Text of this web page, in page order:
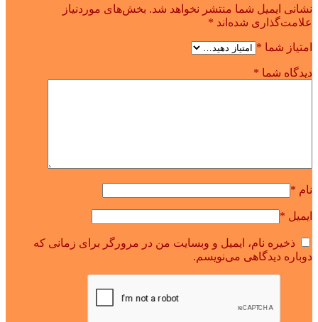
نشانی ایمیل شما منتشر نخواهد شد. بخش‌های موردنیاز
علامت‌گذاری شده‌اند *
امتیاز شما *
دیدگاه شما *
نام *
ایمیل *
ذخیره نام، ایمیل و وبسایت من در مرورگر برای زمانی که
دوباره دیدگاهی می‌نویسم.